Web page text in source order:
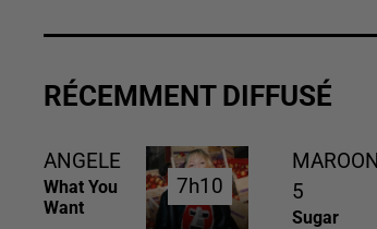
RÉCEMMENT DIFFUSÉ
ANGELE
What You
Want
7h10
7h10
MAROON
5
Sugar